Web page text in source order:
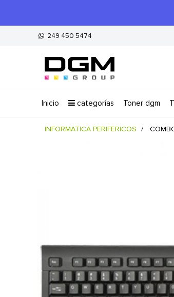
249 450 5474
inicio categorías toner dgm
INFORMATICA PERIFERICOS